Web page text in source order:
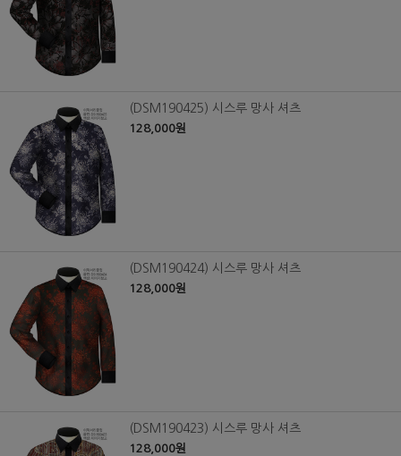
(DSM190425) 시스루 망사 셔츠
128,000원
(DSM190424) 시스루 망사 셔츠
128,000원
(DSM190423) 시스루 망사 셔츠
128,000원